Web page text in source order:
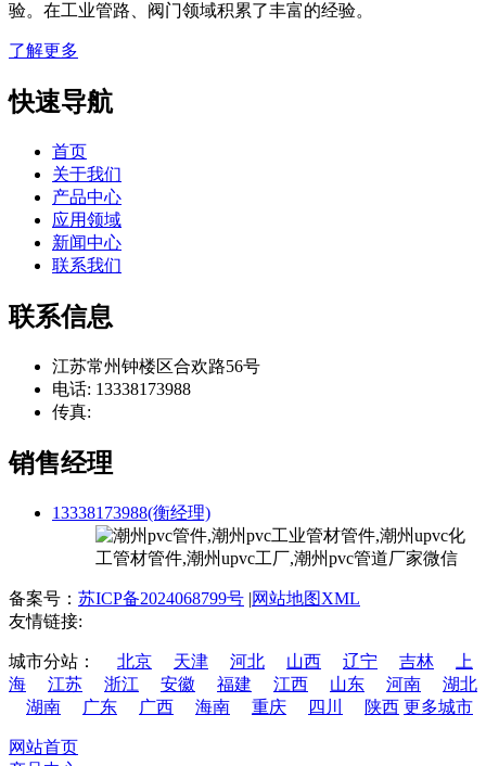
验。在工业管路、阀门领域积累了丰富的经验。
了解更多
快速导航
首页
关于我们
产品中心
应用领域
新闻中心
联系我们
联系信息
江苏常州钟楼区合欢路56号
电话: 13338173988
传真:
销售经理
13338173988(衡经理)
备案号： 苏ICP备2024068799号 |网站地图XML
友情链接:
城市分站： 北京 天津 河北 山西 辽宁 吉林
上
海
江苏 浙江 安徽 福建 江西 山东 河南
湖北
湖南
广东 广西 海南 重庆 四川 陕西 更多城市
网站首页